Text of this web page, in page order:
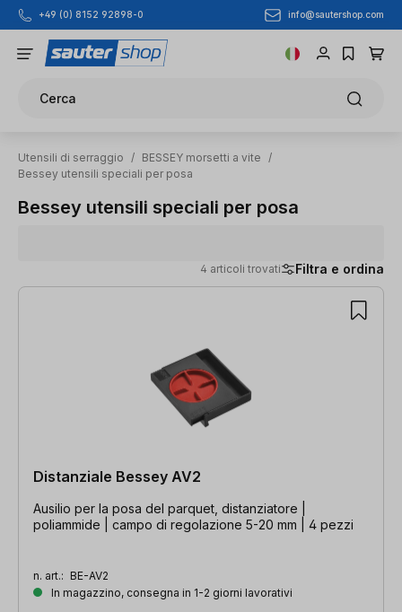
Passa al contenuto principale
+49 (0) 8152 92898-0 info@sautershop.com
Cerca
Utensili di serraggio / BESSEY morsetti a vite
/
Bessey utensili speciali per posa
Bessey utensili speciali per posa
4 articoli trovati Filtra e ordina
4 articoli trovati
Distanziale Bessey AV2
Ausilio per la posa del parquet, distanziatore |
poliammide | campo di regolazione 5-20 mm | 4 pezzi
n. art.: BE-AV2
In magazzino, consegna in 1-2 giorni lavorativi